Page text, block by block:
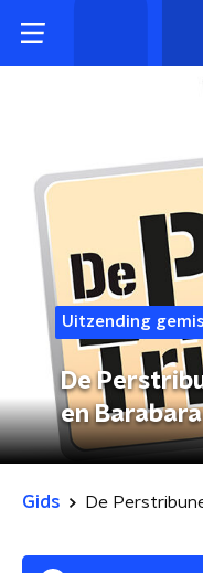
Uitzending
De
en
Gids